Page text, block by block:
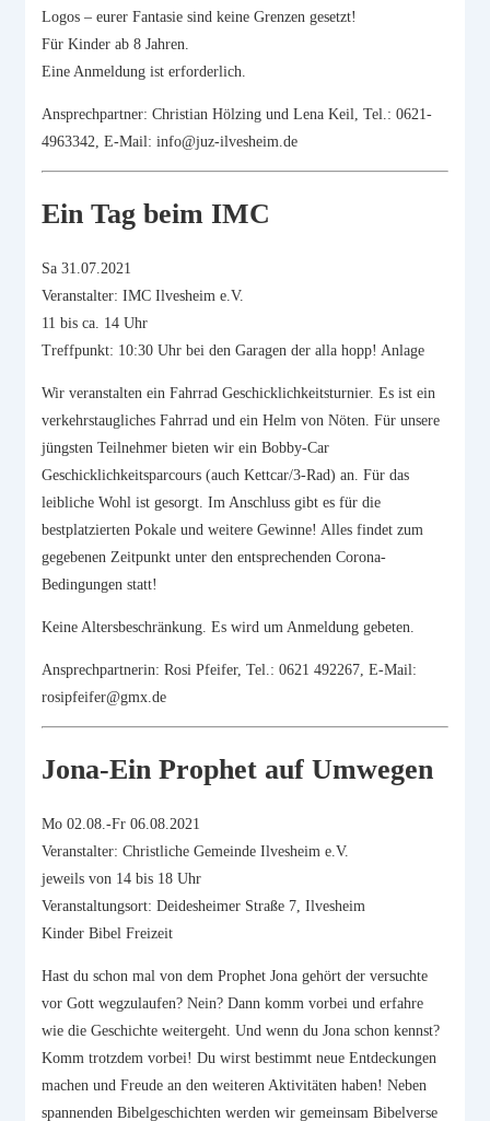
Logos – eurer Fantasie sind keine Grenzen gesetzt!
Für Kinder ab 8 Jahren.
Eine Anmeldung ist erforderlich.
Ansprechpartner: Christian Hölzing und Lena Keil, Tel.: 0621-
4963342, E-Mail: info@juz-ilvesheim.de
Ein Tag beim IMC
Sa 31.07.2021
Veranstalter: IMC Ilvesheim e.V.
11 bis ca. 14 Uhr
Treffpunkt: 10:30 Uhr bei den Garagen der alla hopp! Anlage
Wir veranstalten ein Fahrrad Geschicklichkeitsturnier. Es ist ein
verkehrstaugliches Fahrrad und ein Helm von Nöten. Für unsere
jüngsten Teilnehmer bieten wir ein Bobby-Car
Geschicklichkeitsparcours (auch Kettcar/3-Rad) an. Für das
leibliche Wohl ist gesorgt. Im Anschluss gibt es für die
bestplatzierten Pokale und weitere Gewinne! Alles findet zum
gegebenen Zeitpunkt unter den entsprechenden Corona-
Bedingungen statt!
Keine Altersbeschränkung. Es wird um Anmeldung gebeten.
Ansprechpartnerin: Rosi Pfeifer, Tel.: 0621 492267, E-Mail:
rosipfeifer@gmx.de
Jona-Ein Prophet auf Umwegen
Mo 02.08.-Fr 06.08.2021
Veranstalter: Christliche Gemeinde Ilvesheim e.V.
jeweils von 14 bis 18 Uhr
Veranstaltungsort: Deidesheimer Straße 7, Ilvesheim
Kinder Bibel Freizeit
Hast du schon mal von dem Prophet Jona gehört der versuchte
vor Gott wegzulaufen? Nein? Dann komm vorbei und erfahre
wie die Geschichte weitergeht. Und wenn du Jona schon kennst?
Komm trotzdem vorbei! Du wirst bestimmt neue Entdeckungen
machen und Freude an den weiteren Aktivitäten haben! Neben
spannenden Bibelgeschichten werden wir gemeinsam Bibelverse